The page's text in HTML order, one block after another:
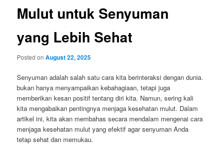
Mulut untuk Senyuman
yang Lebih Sehat
Posted onAugust 22, 2025
Senyuman adalah salah satu cara kita berinteraksi dengan dunia.
bukan hanya menyampaikan kebahagiaan, tetapi juga
memberikan kesan positif tentang diri kita. Namun, sering kali
kita mengabaikan pentingnya menjaga kesehatan mulut. Dalam
artikel ini, kita akan membahas secara mendalam mengenai cara
menjaga kesehatan mulut yang efektif agar senyuman Anda
tetap sehat dan memukau.